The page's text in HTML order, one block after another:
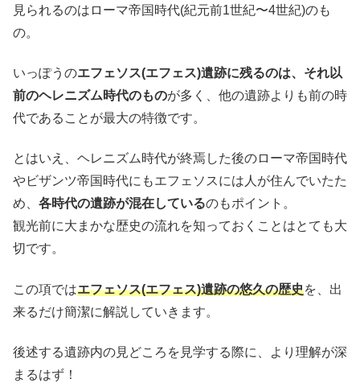
見られるのはローマ帝国時代(紀元前1世紀〜4世紀)のも
の。
いっぽうのエフェソス(エフェス)遺跡に残るのは、それ以
前のヘレニズム時代のものが多く、他の遺跡よりも前の時
代であることが最大の特徴です。
とはいえ、ヘレニズム時代が終焉した後のローマ帝国時代
やビザンツ帝国時代にもエフェソスには人が住んでいたた
め、 各時代の遺跡が混在しているのもポイント。
観光前に大まかな歴史の流れを知っておくことはとても大
切です。
この項ではエフェソス(エフェス)遺跡の悠久の歴史を、出
来るだけ簡潔に解説していきます。
後述する遺跡内の見どころを見学する際に、より理解が深
まるはず！